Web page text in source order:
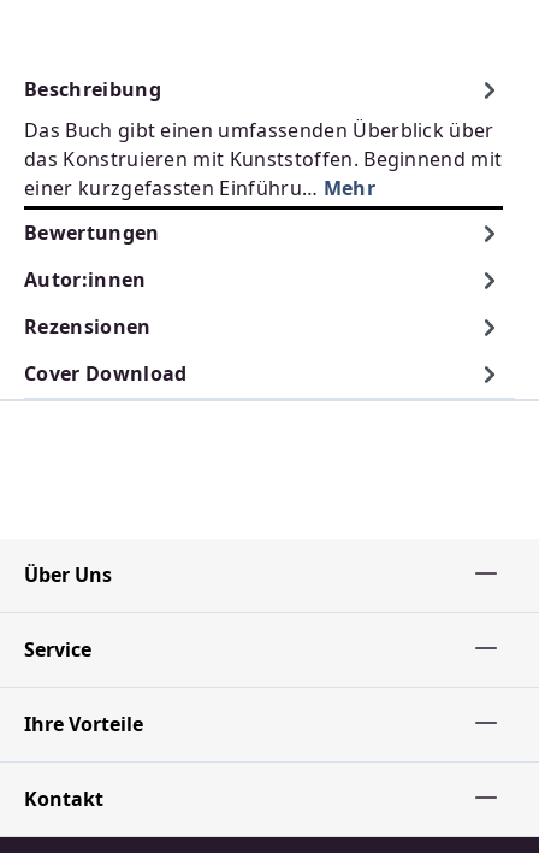
Beschreibung
Das Buch gibt einen umfassenden Überblick über
das Konstruieren mit Kunststoffen. Beginnend mit
einer kurzgefassten Einführu… Mehr
Bewertungen
Autor:innen
Rezensionen
Cover Download
Über Uns
Service
Ihre Vorteile
Kontakt